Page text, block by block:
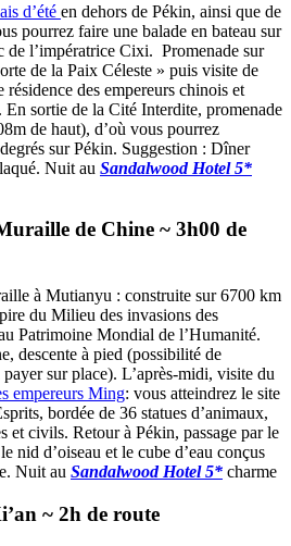
d’été en dehors de Pékin, ainsi que de
pourrez faire une balade en bateau sur
de l’impératrice Cixi. Promenade sur
de la Paix Céleste » puis visite de
résidence des empereurs chinois et
sortie de la Cité Interdite, promenade
de haut), d’où vous pourrez
sur Pékin. Suggestion : Dîner
Nuit au Sandalwood Hotel 5*
de Chine ~ 3h00 de
à Mutianyu : construite sur 6700 km
du Milieu des invasions des
Patrimoine Mondial de l’Humanité.
descente à pied (possibilité de
sur place). L’après-midi, visite du
empereurs Ming: vous atteindrez le site
bordée de 36 statues d’animaux,
et civils. Retour à Pékin, passage par le
nid d’oiseau et le cube d’eau conçus
Nuit au Sandalwood Hotel 5* charme
~ 2h de route